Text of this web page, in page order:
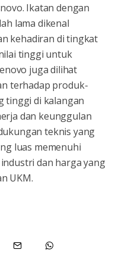
Ikatan dengan
lama dikenal
kehadiran di tingkat
tinggi untuk
juga dilihat
terhadap produk-
tinggi di kalangan
dan keunggulan
teknis yang
luas memenuhi
dan harga yang
UKM.